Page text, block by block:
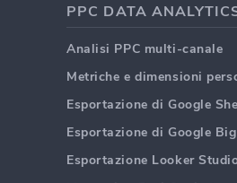
PPC DATA
Analisi PPC multi-canale
Metriche e dimensioni
Esportazione di Google
Esportazione di Google
Esportazione Looker